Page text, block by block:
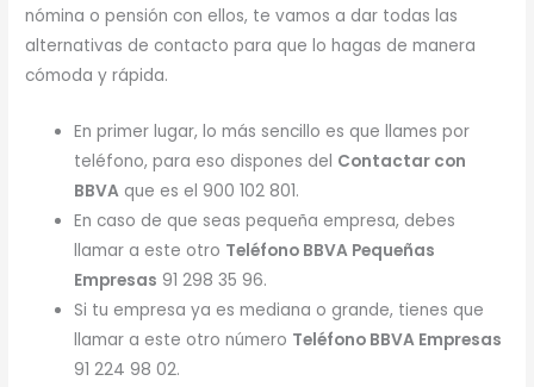
nómina o pensión con ellos, te vamos a dar todas las
alternativas de contacto para que lo hagas de manera
cómoda y rápida.
En primer lugar, lo más sencillo es que llames por
teléfono, para eso dispones del Contactar con
BBVA que es el 900 102 801.
En caso de que seas pequeña empresa, debes
llamar a este otro Teléfono BBVA Pequeñas
Empresas 91 298 35 96.
Si tu empresa ya es mediana o grande, tienes que
llamar a este otro número Teléfono BBVA Empresas
91 224 98 02.